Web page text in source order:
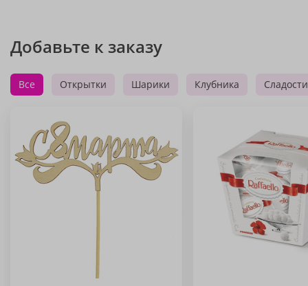
Добавьте к заказу
Все Открытки Шарики Клубника Сладости